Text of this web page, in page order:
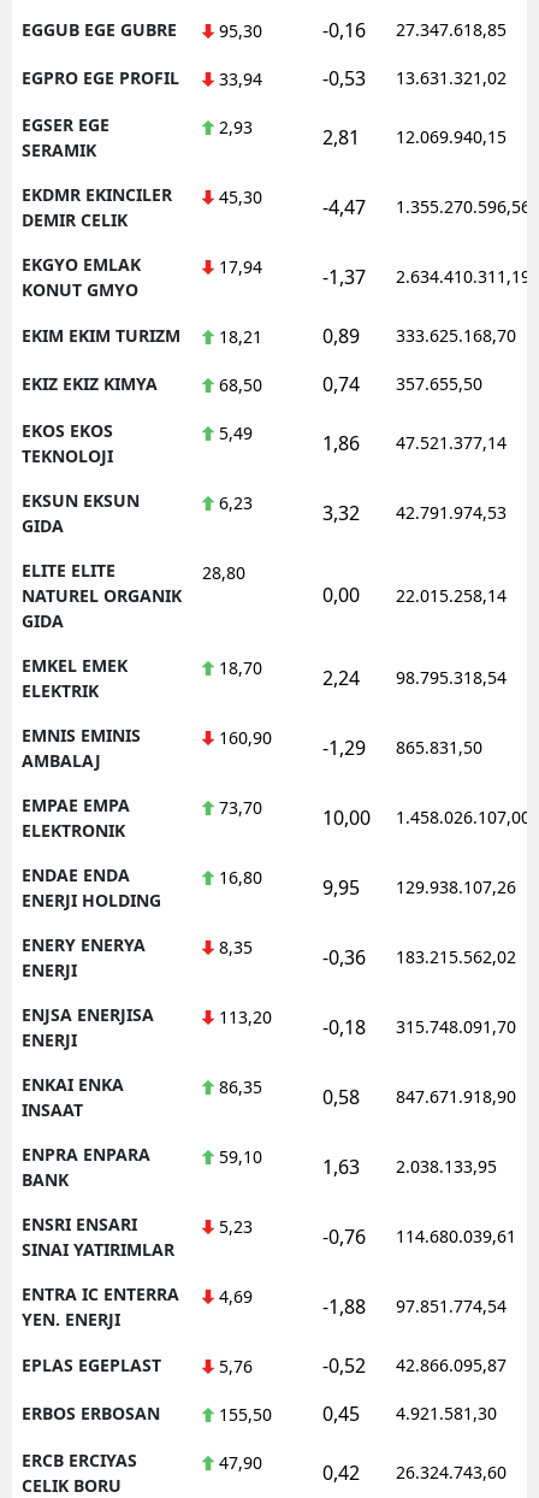
EGGUB EGE GUBRE 95,30 -0,16 27.347.618,85
EGPRO EGE PROFIL 33,94 -0,53 13.631.321,02
EGSER EGE
SERAMIK
2,93 2,81 12.069.940,15
EKDMR EKINCILER
DEMIR CELIK
45,30 -4,47 1.355.270.596,56
EKGYO EMLAK
KONUT GMYO
17,94 -1,37 2.634.410.311,19
EKIM EKIM TURIZM 18,21 0,89 333.625.168,70
EKIZ EKIZ KIMYA 68,50 0,74 357.655,50
EKOS EKOS
TEKNOLOJI
5,49 1,86 47.521.377,14
EKSUN EKSUN
GIDA
6,23 3,32 42.791.974,53
ELITE ELITE
NATUREL ORGANIK
GIDA
28,80
0,00 22.015.258,14
EMKEL EMEK
ELEKTRIK
18,70 2,24 98.795.318,54
EMNIS EMINIS
AMBALAJ
160,90 -1,29 865.831,50
EMPAE EMPA
ELEKTRONIK
73,70 10,00 1.458.026.107,00
ENDAE ENDA
ENERJI HOLDING
16,80 9,95 129.938.107,26
ENERY ENERYA
ENERJI
8,35 -0,36 183.215.562,02
ENJSA ENERJISA
ENERJI
113,20 -0,18 315.748.091,70
ENKAI ENKA
INSAAT
86,35 0,58 847.671.918,90
ENPRA ENPARA
BANK
59,10 1,63 2.038.133,95
ENSRI ENSARI
SINAI YATIRIMLAR
5,23 -0,76 114.680.039,61
ENTRA IC ENTERRA
YEN. ENERJI
4,69 -1,88 97.851.774,54
EPLAS EGEPLAST 5,76 -0,52 42.866.095,87
ERBOS ERBOSAN 155,50 0,45 4.921.581,30
ERCB ERCIYAS
CELIK BORU
47,90 0,42 26.324.743,60